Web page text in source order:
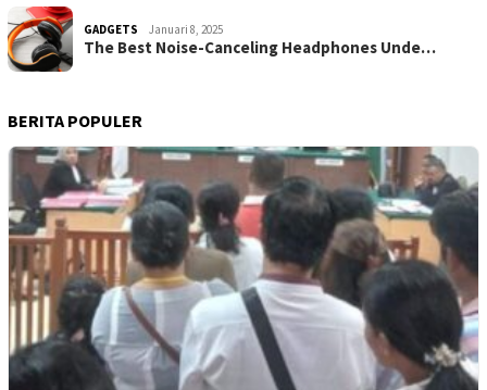
GADGETS Januari 8, 2025
The Best Noise-Canceling Headphones Unde…
BERITA POPULER